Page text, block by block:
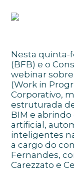
Nesta quinta-
(BFB) e o
webinar
(Work in
Corporativo,
estruturada
BIM e
artificial,
inteligentes
a cargo do
Fernandes,
Carezzato e